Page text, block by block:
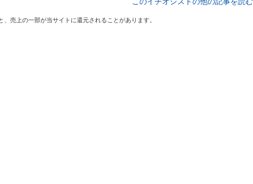
売上の一部が当サイトに還元されることがあります。